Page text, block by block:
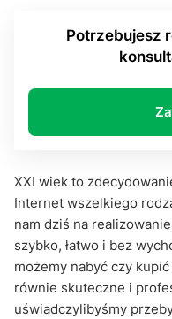
jakości?
Dlaczego warto
medycznych online?
Potrzebujesz
XXI wiek to
Internet wszelkiego
nam dziś na
szybko, łatwo i bez
możemy nabyć czy
równie skuteczne i
uświadczylibyśmy